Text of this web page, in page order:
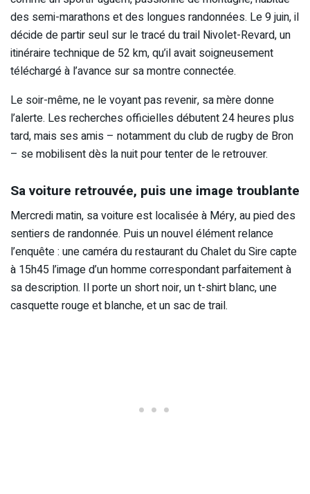
des semi-marathons et des longues randonnées. Le 9 juin, il
décide de partir seul sur le tracé du trail Nivolet-Revard, un
itinéraire technique de 52 km, qu’il avait soigneusement
téléchargé à l’avance sur sa montre connectée.
Le soir-même, ne le voyant pas revenir, sa mère donne
l’alerte. Les recherches officielles débutent 24 heures plus
tard, mais ses amis – notamment du club de rugby de Bron
– se mobilisent dès la nuit pour tenter de le retrouver.
Sa voiture retrouvée, puis une image troublante
Mercredi matin, sa voiture est localisée à Méry, au pied des
sentiers de randonnée. Puis un nouvel élément relance
l’enquête : une caméra du restaurant du Chalet du Sire capte
à 15h45 l’image d’un homme correspondant parfaitement à
sa description. Il porte un short noir, un t-shirt blanc, une
casquette rouge et blanche, et un sac de trail.